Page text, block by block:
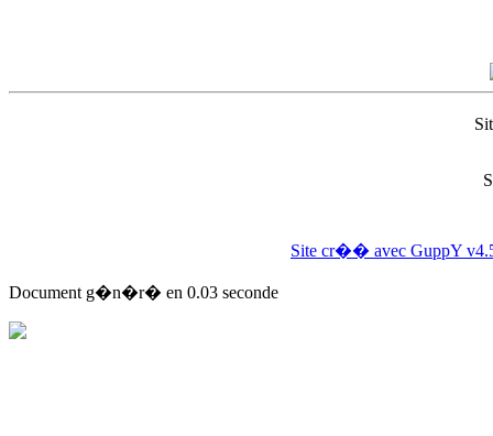
Site cr�� avec GuppY
Document g�n�r� en 0.03 seconde